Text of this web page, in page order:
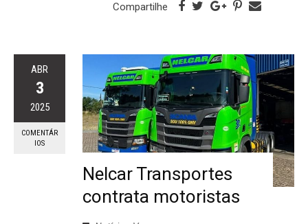
Compartilhe
ABR
3
2025
COMENTÁR
IOS
Nelcar Transportes
contrata motoristas